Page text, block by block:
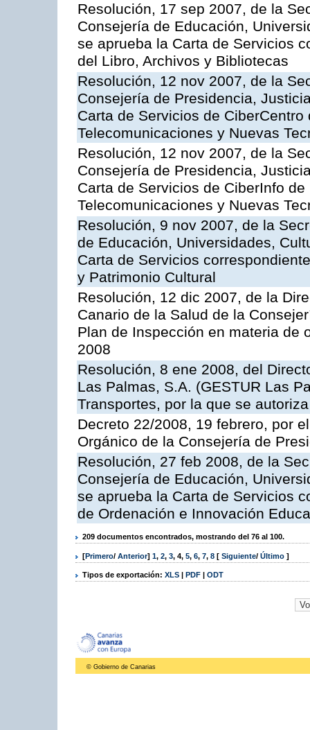
Resolución, 17 sep 2007, de la
Consejería de Educación,
se aprueba la Carta de Servicios
del Libro, Archivos y Bibliotecas
Resolución, 12 nov 2007, de la
Consejería de Presidencia,
Carta de Servicios de
Telecomunicaciones y Nuevas
Resolución, 12 nov 2007, de la
Consejería de Presidencia,
Carta de Servicios de CiberInfo
Telecomunicaciones y Nuevas
Resolución, 9 nov 2007, de la
de Educación, Universidades,
Carta de Servicios
y Patrimonio Cultural
Resolución, 12 dic 2007, de la
Canario de la Salud de la
Plan de Inspección en materia de
2008
Resolución, 8 ene 2008, del
Las Palmas, S.A. (GESTUR Las
Transportes, por la que se
Decreto 22/2008, 19 febrero, por
Orgánico de la Consejería de
Resolución, 27 feb 2008, de la
Consejería de Educación,
se aprueba la Carta de Servicios
de Ordenación e Innovación
209 documentos encontrados, mostrando del 76 al 100.
[Primero/ Anterior] 1, 2, 3, 4, 5, 6, 7, 8 [ Siguiente/ Último ]
Tipos de exportación: XLS | PDF | ODT
© Gobierno de Canarias